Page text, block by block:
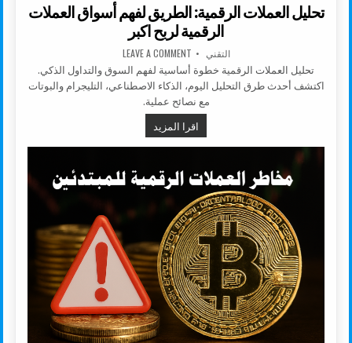
تحليل العملات الرقمية: الطريق لفهم أسواق العملات
الرقمية لربح اكبر
AUTHOR:
التقني LEAVE A COMMENTON تحليل العملات الرقمية: الطريق لفهم أسواق العملات الرقمية لربح اكبر
تحليل العملات الرقمية خطوة أساسية لفهم السوق والتداول الذكي.
اكتشف أحدث طرق التحليل اليوم، الذكاء الاصطناعي، التليجرام والبوتات
مع نصائح عملية.
اقرا المزيد